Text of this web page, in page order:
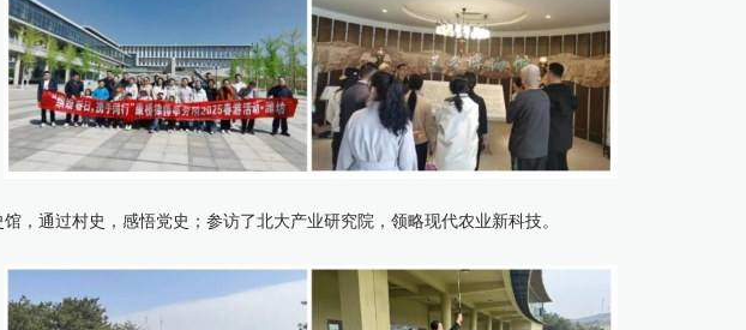
，通过村史，感悟党史；参访了北大产业研究院，领略现代农业新科技。